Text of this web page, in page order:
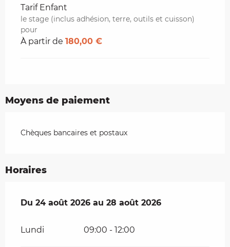
Tarif Enfant
le stage (inclus adhésion, terre, outils et cuisson)
pour
À partir de 180,00 €
Moyens de paiement
Chèques bancaires et postaux
Horaires
Du 24 août 2026 au 28 août 2026
Du 24 août 2026 au 28 août 2026
Lundi 09:00 - 12:00